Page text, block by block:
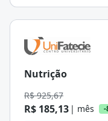
Nutrição
R$ 925,67
R$ 185,13 | mês -